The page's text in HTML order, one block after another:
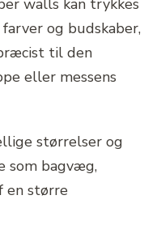
walls kan trykkes
og budskaber,
til den
eller messens
størrelser og
som bagvæg,
en større